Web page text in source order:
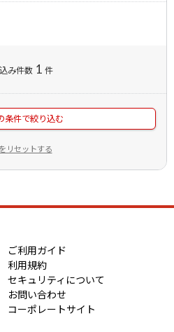
み件数 1 件
条件で絞り込む
リセットする
ご利用ガイド
利用規約
セキュリティについて
お問い合わせ
コーポレートサイト